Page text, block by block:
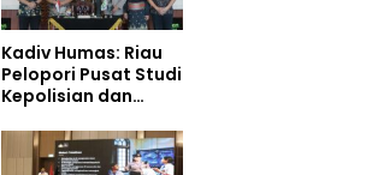
Kadiv Humas: Riau
Pelopori Pusat Studi
Kepolisian dan
Policing Masuki
Babak Baru